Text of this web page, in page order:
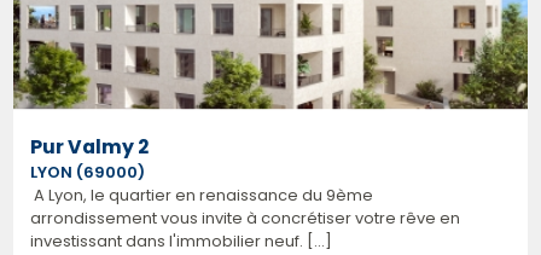
Pur Valmy 2
LYON (69000)
A Lyon, le quartier en renaissance du 9ème
arrondissement vous invite à concrétiser votre rêve en
investissant dans l'immobilier neuf. [...]